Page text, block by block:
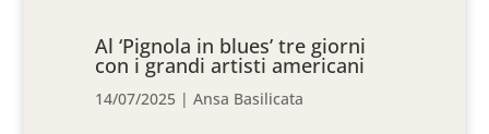
Al ‘Pignola in blues’ tre giorni
con i grandi artisti americani
14/07/2025 |Ansa Basilicata